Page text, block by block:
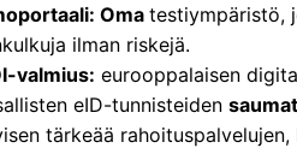
Omatestiympäristö,
ilman riskejä.
valmius: eurooppalaisen
eID-tunnisteiden
tärkeää